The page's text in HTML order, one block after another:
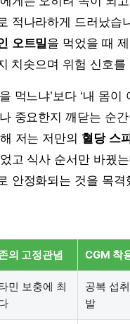
적나라하게 드러났습
오트밀 을 먹었을 때
치솟으며 위험 신호를
먹느냐’보다 ‘내 몸이
중요한지 깨닫는 순
저는 저만의 혈당 스
고 식사 순서만 바꿨
안정화되는 것을 목격
의 고정관념 CGM 착
민 보충에 최
공복 섭
발